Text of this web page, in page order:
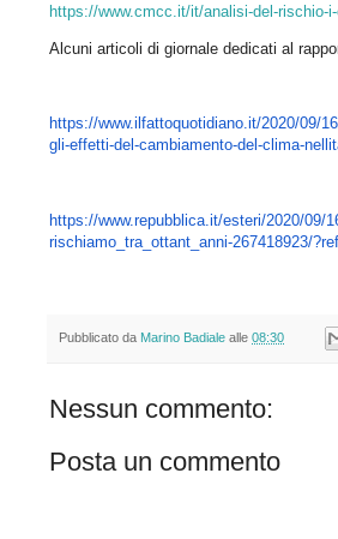
https://www.cmcc.it/it/analisi-del-rischio-
Alcuni articoli di giornale dedicati al
https://www.ilfattoquotidiano.it/2020/09/
gli-effetti-del-cambiamento-del-clima-
https://www.repubblica.it/esteri/2020/09/
rischiamo_tra_ottant_anni-267418923/
Pubblicato da Marino Badiale alle 08:30
Nessun commento:
Posta un commento